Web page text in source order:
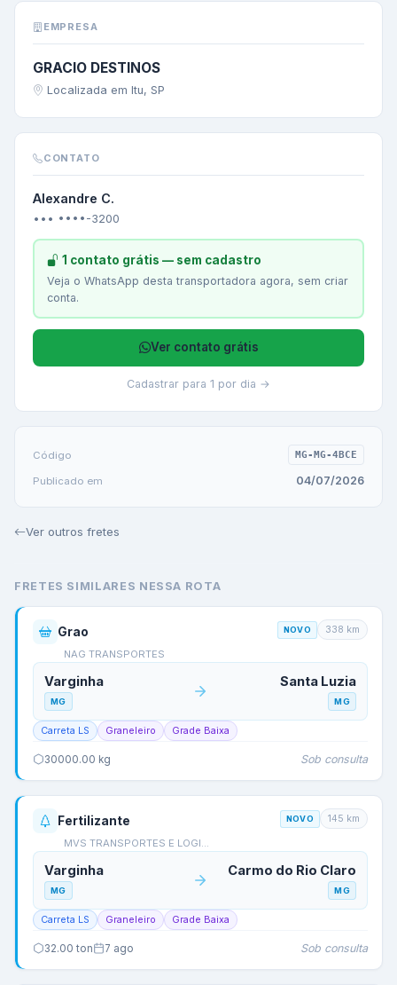
EMPRESA
GRACIO DESTINOS
Localizada em Itu, SP
CONTATO
Alexandre C.
••• ••••-3200
1 contato grátis — sem cadastro
Veja o WhatsApp desta transportadora agora, sem criar
conta.
Ver contato grátis
Cadastrar para 1 por dia →
Código MG-MG-4BCE
Publicado em 04/07/2026
Ver outros fretes
FRETES SIMILARES NESSA ROTA
Grao
NAG TRANSPORTES
NOVO 338 km
Varginha
MG
Santa Luzia
MG
Carreta LS Graneleiro Grade Baixa
30000.00 kg Sob consulta
Fertilizante
MVS TRANSPORTES E LOGI…
NOVO 145 km
Varginha
MG
Carmo do Rio Claro
MG
Carreta LS Graneleiro Grade Baixa
32.00 ton 7 ago Sob consulta